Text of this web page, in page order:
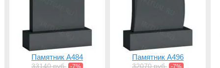
Памятник A484
33140 руб. -7%
Памятник A496
32070 руб. -7%